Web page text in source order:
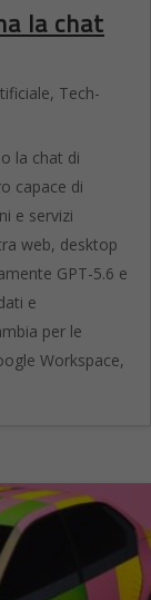
la chat
, Tech-
la chat di
capace di
e servizi
web, desktop
GPT-5.6 e
e
per le
Workspace,